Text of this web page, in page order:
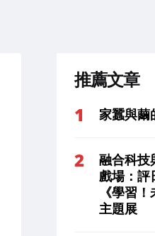
推薦文章
家蠶與繭
融合科技
戲場：評
《學習
主題展